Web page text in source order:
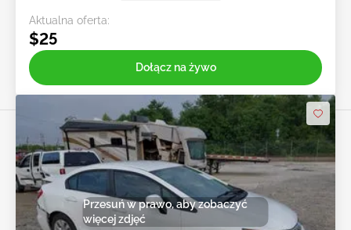
Aktualna oferta:
$25
Dołącz na żywo
Przesuń w prawo, aby zobaczyć
więcej zdjęć